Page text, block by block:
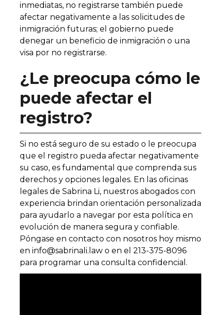
inmediatas, no registrarse también puede
afectar negativamente a las solicitudes de
inmigración futuras; el gobierno puede
denegar un beneficio de inmigración o una
visa por no registrarse.
¿Le preocupa cómo le
puede afectar el
registro?
Si no está seguro de su estado o le preocupa
que el registro pueda afectar negativamente
su caso, es fundamental que comprenda sus
derechos y opciones legales. En las oficinas
legales de Sabrina Li, nuestros abogados con
experiencia brindan orientación personalizada
para ayudarlo a navegar por esta política en
evolución de manera segura y confiable.
Póngase en contacto con nosotros hoy mismo
en info@sabrinali.law o en el 213-375-8096
para programar una consulta confidencial.